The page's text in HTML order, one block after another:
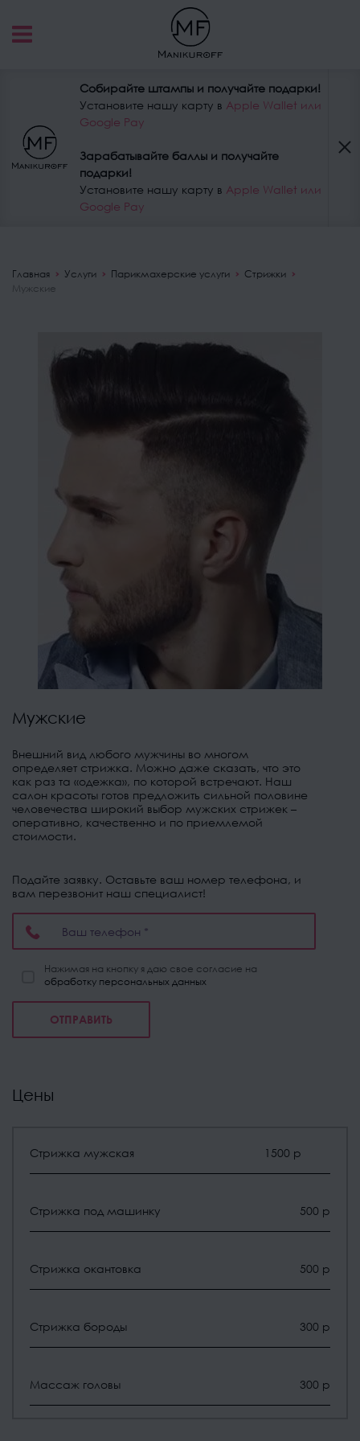
Собирайте штампы и получайте подарки!
Установите нашу карту в Apple Wallet или
Google Pay
Зарабатывайте баллы и получайте
подарки!
Установите нашу карту в Apple Wallet или
Google Pay
Главная Услуги Парикмахерские услуги
Стрижки
Мужские
Мужские
Внешний вид любого мужчины во многом
определяет стрижка. Можно даже сказать, что это
как раз та «одежка», по которой встречают. Наш
салон красоты готов предложить сильной половине
человечества широкий выбор мужских стрижек –
оперативно, качественно и по приемлемой
стоимости.
Подайте заявку. Оставьте ваш номер телефона, и
вам перезвонит наш специалист!
ОТПРАВИТЬ
Нажимая на кнопку я даю свое согласие на
обработку персональных данных
Цены
Стрижка мужская 1500 р
Стрижка под машинку 500 р
Стрижка окантовка 500 р
Стрижка бороды 300 р
Массаж головы 300 р